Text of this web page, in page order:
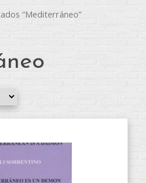
“Mediterráneo”